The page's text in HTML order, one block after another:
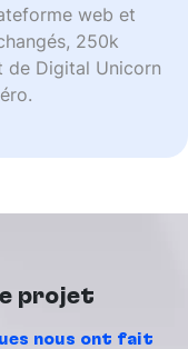
web et
250k
de Digital Unicorn
projet
nous ont fait